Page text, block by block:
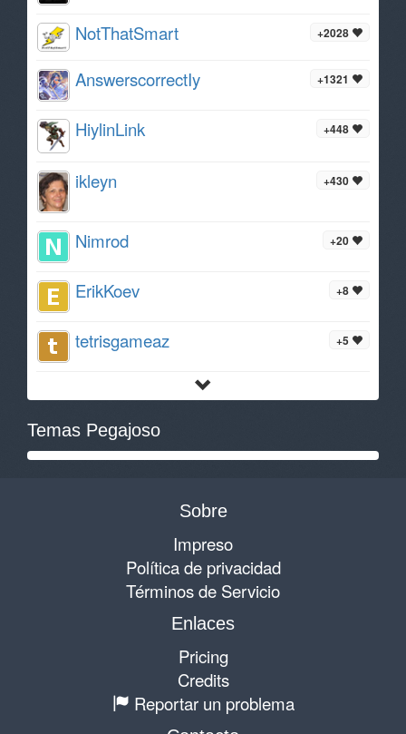
+2028
NotThatSmart
+1321
AnswerscorrectIy
+448
HiylinLink
+430
ikleyn
+20
Nimrod
+8
ErikKoev
+5
tetrisgameaz
Temas Pegajoso
Sobre
Impreso
Política de privacidad
Términos de Servicio
Enlaces
Pricing
Credits
Reportar un problema